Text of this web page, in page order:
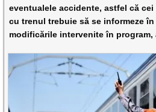
eventualele accidente, astfel că
cu trenul trebuie să se informeze
modificările intervenite în program,